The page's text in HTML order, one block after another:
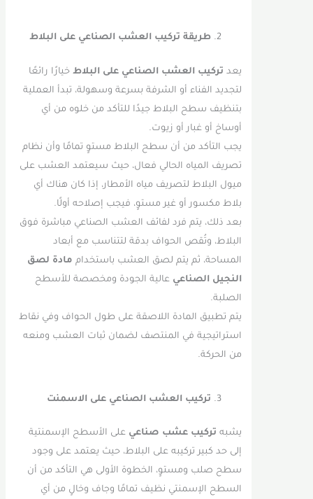
طريقة تركيب العشب الصناعي على البلاط
تركيب العشب الصناعي على البلاطخيارًا رائعًا
لتجديد الفناء أو الشرفة بسرعة وسهولة، تبدأ العملية
بتنظيف سطح البلاط جيدًا للتأكد من خلوه من أي
أوساخ أو غبار أو زيوت.
يجب التأكد من أن سطح البلاط مستوٍ تمامًا وأن نظام
تصريف المياه الحالي فعال، حيث سيعتمد العشب على
ميول البلاط لتصريف مياه الأمطار، إذا كان هناك أي
بلاط مكسور أو غير مستوٍ، فيجب إصلاحه أولًا.
بعد ذلك، يتم فرد لفائف العشب الصناعي مباشرة فوق
البلاط، وتُقص الحواف بدقة لتتناسب مع أبعاد
المساحة، ثم يتم لصق العشب باستخداممادة لصق
النجيل الصناعيعالية الجودة ومخصصة للأسطح
الصلبة.
يتم تطبيق المادة اللاصقة على طول الحواف وفي نقاط
استراتيجية في المنتصف لضمان ثبات العشب ومنعه
من الحركة.
تركيب العشب الصناعي على الاسمنت
يشبهتركيب عشب صناعيعلى الأسطح الإسمنتية
إلى حد كبير تركيبه على البلاط، حيث يعتمد على وجود
سطح صلب ومستوٍ، الخطوة الأولى هي التأكد من أن
السطح الإسمنتي نظيف تمامًا وجاف وخالٍ من أي